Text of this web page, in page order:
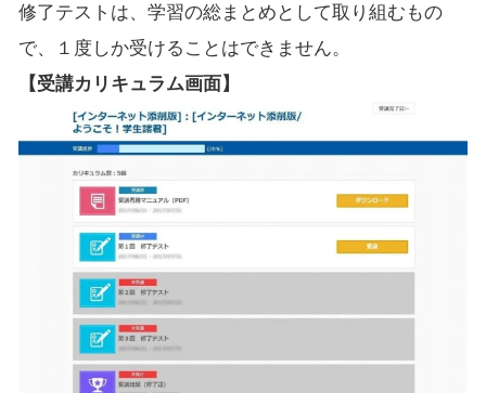
修了テストは、学習の総まとめとして取り組むもの
で、１度しか受けることはできません。
【受講カリキュラム画面】